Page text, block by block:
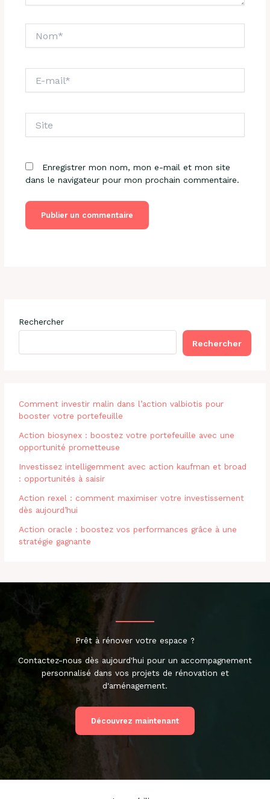
mail*
Enregistrer mon nom, mon e-mail et mon site
dans le navigateur pour mon prochain commentaire.
Rechercher
Rechercher
Comment investir malin dans l’action valbiotis pour
booster votre portefeuille
Action biosynex : boostez votre portefeuille avec une
opportunité prometteuse
Investissez intelligemment avec action kaufman et broad
: opportunités à saisir
Action rexel : comment maximiser votre investissement
dès aujourd’hui
Action oracle : boostez vos performances grâce à une
stratégie gagnante
Prêt à rénover votre espace ?
Contactez-nous dès aujourd'hui pour un accompagnement
personnalisé dans vos projets de rénovation et
d'aménagement.
Découvrez maintenant